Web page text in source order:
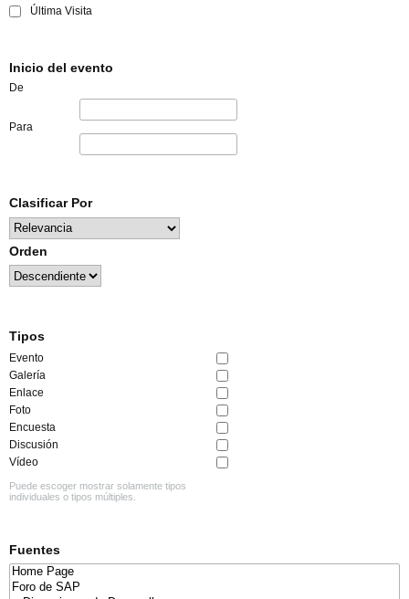
Última Visita
Inicio del evento
De
Para
Clasificar Por
Orden
Tipos
Evento
Galería
Enlace
Foto
Encuesta
Discusión
Vídeo
Puede escoger mostrar solamente tipos
individuales o tipos múltiples.
Fuentes